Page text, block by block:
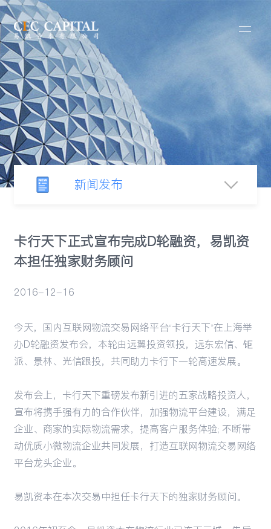
新闻发布
行业观察
卡行天下正式宣布完成D轮融资，易凯资
本担任独家财务顾问
2016-12-16
今天，国内互联网物流交易网络平台“卡行天下”在上海举
办D轮融资发布会，本轮由远翼投资领投，远东宏信、钜
派、景林、光信跟投，共同助力卡行下一轮高速发展。
发布会上，卡行天下重磅发布新引进的五家战略投资人，
宣布将携手强有力的合作伙伴，加强物流平台建设，满足
企业、商家的实际物流需求，提高客户服务体验；不断带
动优质小微物流企业共同发展，打造互联网物流交易网络
平台龙头企业。
易凯资本在本次交易中担任卡行天下的独家财务顾问。